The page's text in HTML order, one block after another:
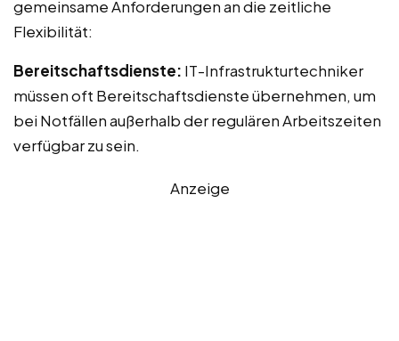
gemeinsame Anforderungen an die zeitliche
Flexibilität:
Bereitschaftsdienste: IT-Infrastrukturtechniker
müssen oft Bereitschaftsdienste übernehmen, um
bei Notfällen außerhalb der regulären Arbeitszeiten
verfügbar zu sein.
Anzeige